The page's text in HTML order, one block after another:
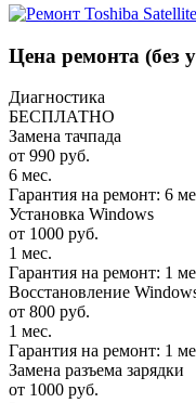
Цена ремонта (без
Диагностика
БЕСПЛАТНО
Замена тачпада
от 990 руб.
6 мес.
Гарантия на ремонт: 6
Установка Windows
от 1000 руб.
1 мес.
Гарантия на ремонт: 1
Восстановление
от 800 руб.
1 мес.
Гарантия на ремонт: 1
Замена разъема зарядки
от 1000 руб.